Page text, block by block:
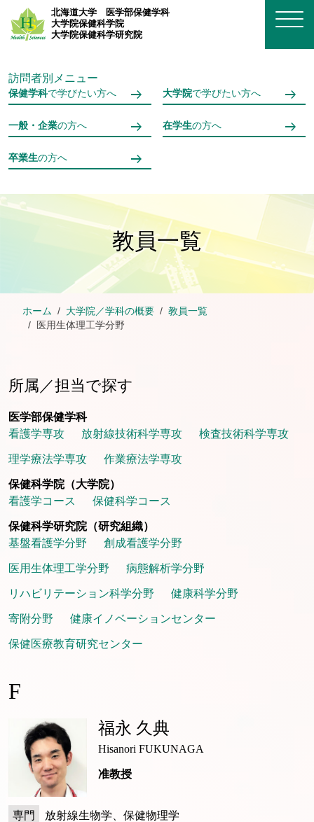
メインコンテンツへスキップ
北海道大学
医学部保健学科
大学院保健科学院
大学院保健科学研究院
訪問者別メニュー
保健学科で学びたい方へ 大学院で学びたい方へ
一般・企業の方へ 在学生の方へ
卒業生の方へ
教員一覧
ホーム 大学院／学科の概要
教員一覧
医用生体理工学分野
所属／担当で探す
医学部保健学科
看護学専攻
放射線技術科学専攻 検査技術科学専攻
理学療法学専攻 作業療法学専攻
保健科学院（大学院）
看護学コース
保健科学コース
保健科学研究院（研究組織）
基盤看護学分野
創成看護学分野
医用生体理工学分野 病態解析学分野
リハビリテーション科学分野 健康科学分野
寄附分野 健康イノベーションセンター
保健医療教育研究センター
F
福永 久典
Hisanori FUKUNAGA
准教授
専門 放射線生物学、保健物理学